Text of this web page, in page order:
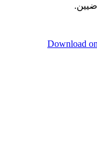
Download